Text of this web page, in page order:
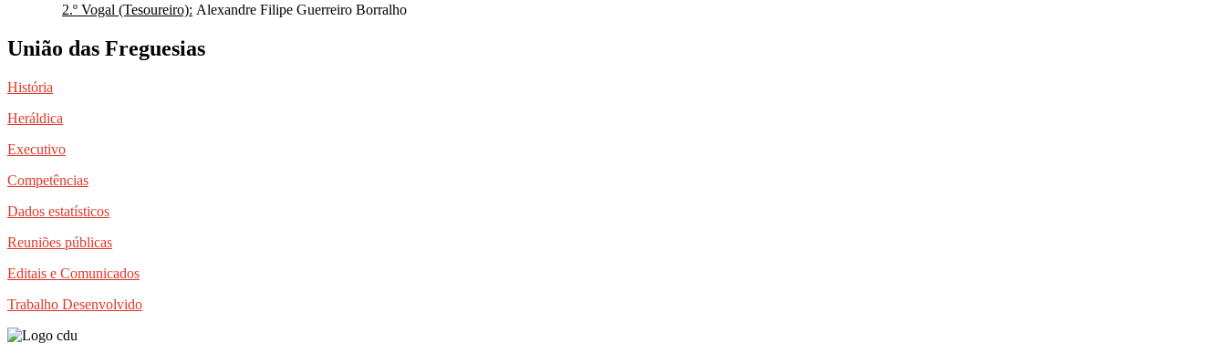
2.º Vogal (Tesoureiro): Alexandre Filipe Guerreiro Borralho
União das Freguesias
História
Heráldica
Executivo
Competências
Dados estatísticos
Reuniões públicas
Editais e Comunicados
Trabalho Desenvolvido